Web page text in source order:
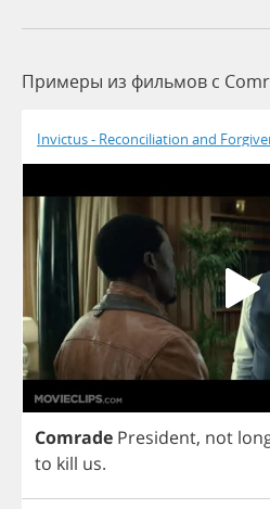
Примеры из фильмов c
Invictus - Reconciliation and
Comrade President, not
to kill us.